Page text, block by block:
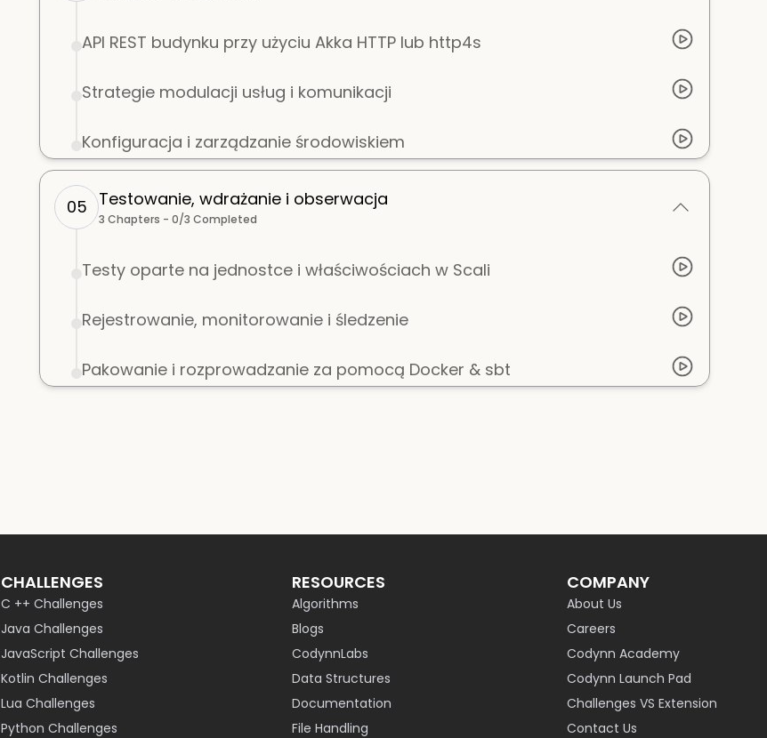
API REST budynku przy użyciu Akka HTTP lub http4s
Strategie modulacji usług i komunikacji
Konfiguracja i zarządzanie środowiskiem
05 Testowanie, wdrażanie i obserwacja
3 Chapters - 0/3 Completed
Testy oparte na jednostce i właściwościach w Scali
Rejestrowanie, monitorowanie i śledzenie
Pakowanie i rozprowadzanie za pomocą Docker & sbt
CHALLENGES
C ++ Challenges
Java Challenges
JavaScript Challenges
Kotlin Challenges
Lua Challenges
Python Challenges
RESOURCES
Algorithms
Blogs
CodynnLabs
Data Structures
Documentation
File Handling
COMPANY
About Us
Careers
Codynn Academy
Codynn Launch Pad
Challenges VS Extension
Contact Us